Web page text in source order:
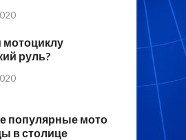
мотоциклу
руль?
популярные мото
в столице